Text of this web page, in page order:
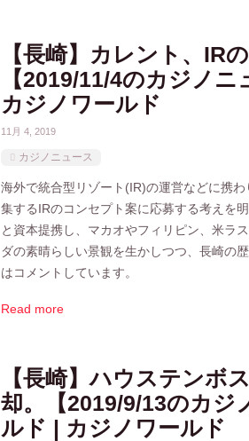
【長崎】カレント、IR
【2019/11/4のカジノ
カジノワールド
11月 4, 2019
カジノニュース
海外で統合型リゾート(IR)の運営などに携
集するIRのコンセプト案に応募する考えを
と資本提携し、マカオやフィリピン、米ラ
ダの素晴らしい景観を生かしつつ、長崎の
はコメントしています。
Read more
【長崎】ハウステンボ
却。【2019/9/13のカジ
ルド | カジノワールド